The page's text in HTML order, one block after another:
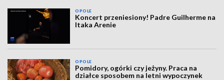
OPOLE
Koncert przeniesiony! Padre Guilherme na
Itaka Arenie
OPOLE
Pomidory, ogórki czy jeżyny. Praca na
działce sposobem na letni wypoczynek